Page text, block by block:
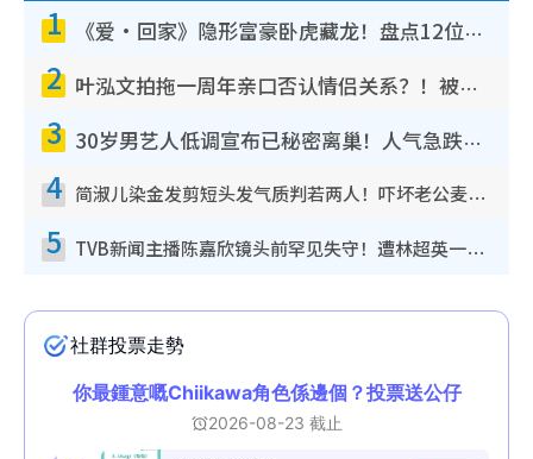
1 《爱·回家》隐形富豪卧虎藏龙！盘点12位财气逼人的有钱艺人：这位美女3亿身家不愁做
2 叶泓文拍拖一周年亲口否认情侣关系？！被质疑感情造假竟称GM“普通同事”
3 30岁男艺人低调宣布已秘密离巢！人气急跌变失踪人口：“这几年过得并不容易”
4 简淑儿染金发剪短头发气质判若两人！吓坏老公麦大力都认不出：“你做什么？”
5 TVB新闻主播陈嘉欣镜头前罕见失守！遭林超英一句话突袭吓坏当场大笑